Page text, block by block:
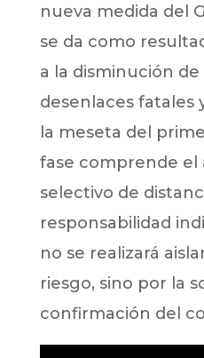
nueva medida del
se da como
a la disminución
desenlaces fatales
la meseta del
fase comprende el
selectivo de
responsabilidad
no se realizará
riesgo, sino por la
confirmación del